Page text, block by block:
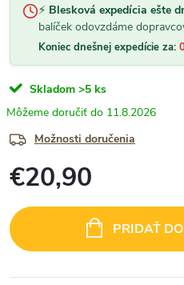
⚡ Blesková expedícia ešte
balíček odovzdáme
Koniec dnešnej expedície za:
Skladom >5 ks
11.8.2026
Možnosti doručenia
€20,90
cena:
PRIDAŤ